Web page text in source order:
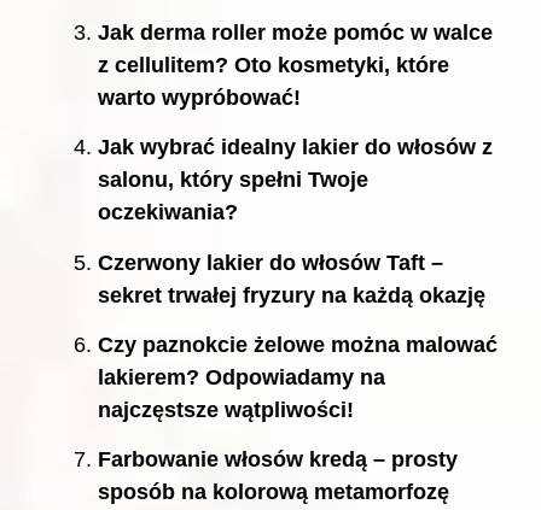
Jak derma roller może pomóc w walce
z cellulitem? Oto kosmetyki, które
warto wypróbować!
Jak wybrać idealny lakier do włosów z
salonu, który spełni Twoje
oczekiwania?
Czerwony lakier do włosów Taft –
sekret trwałej fryzury na każdą okazję
Czy paznokcie żelowe można malować
lakierem? Odpowiadamy na
najczęstsze wątpliwości!
Farbowanie włosów kredą – prosty
sposób na kolorową metamorfozę